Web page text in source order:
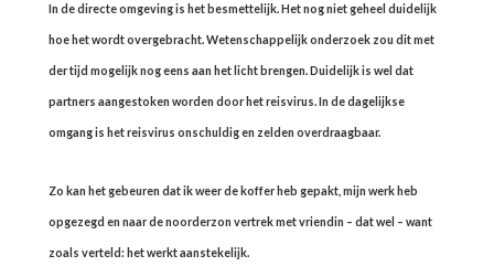
In de directe omgeving is het besmettelijk. Het nog niet geheel duidelijk
hoe het wordt overgebracht. Wetenschappelijk onderzoek zou dit met
der tijd mogelijk nog eens aan het licht brengen. Duidelijk is wel dat
partners aangestoken worden door het reisvirus. In de dagelijkse
omgang is het reisvirus onschuldig en zelden overdraagbaar.
Zo kan het gebeuren dat ik weer de koffer heb gepakt, mijn werk heb
opgezegd en naar de noorderzon vertrek met vriendin – dat wel – want
zoals verteld: het werkt aanstekelijk.